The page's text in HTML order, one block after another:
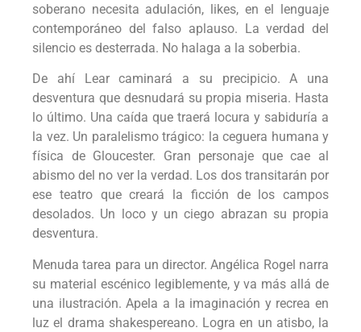
soberano necesita adulación, likes, en el lenguaje
contemporáneo del falso aplauso. La verdad del
silencio es desterrada. No halaga a la soberbia.
De ahí Lear caminará a su precipicio. A una
desventura que desnudará su propia miseria. Hasta
lo último. Una caída que traerá locura y sabiduría a
la vez. Un paralelismo trágico: la ceguera humana y
física de Gloucester. Gran personaje que cae al
abismo del no ver la verdad. Los dos transitarán por
ese teatro que creará la ficción de los campos
desolados. Un loco y un ciego abrazan su propia
desventura.
Menuda tarea para un director. Angélica Rogel narra
su material escénico legiblemente, y va más allá de
una ilustración. Apela a la imaginación y recrea en
luz el drama shakespereano. Logra en un atisbo, la